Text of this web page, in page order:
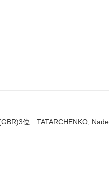
位 TATARCHENKO,